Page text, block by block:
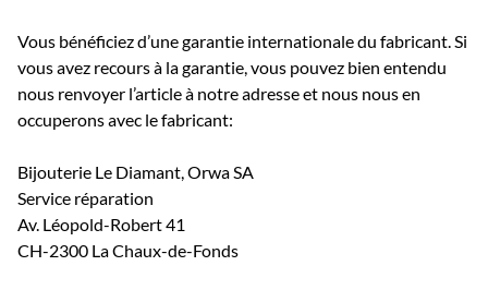
Vous bénéficiez d’une garantie internationale du fabricant. Si
vous avez recours à la garantie, vous pouvez bien entendu
nous renvoyer l’article à notre adresse et nous nous en
occuperons avec le fabricant:
Bijouterie Le Diamant, Orwa SA
Service réparation
Av. Léopold-Robert 41
CH-2300 La Chaux-de-Fonds